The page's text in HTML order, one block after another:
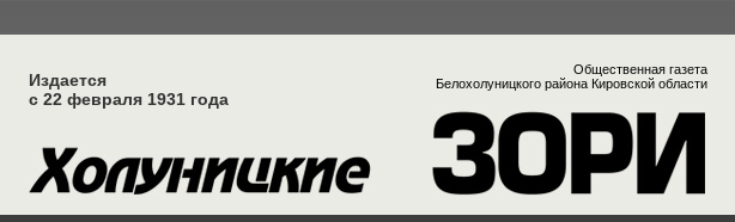
Издается
с 22 февраля 1931 года
Общественная газета
Белохолуницкого района Кировской области